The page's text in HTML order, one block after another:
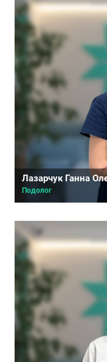
Лазарчук Ганна
Подолог